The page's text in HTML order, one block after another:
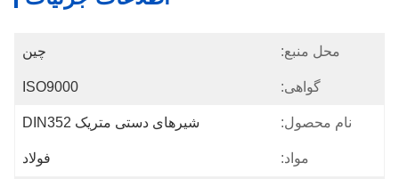
محل منبع: چین
گواهی: ISO9000
نام محصول: شیرهای دستی متریک DIN352
مواد: فولاد